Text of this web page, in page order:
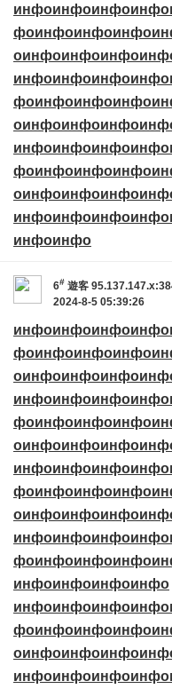
инфоинфоинфоинфо
фоинфоинфоинфо
оинфоинфоинфо
инфоинфоинфоинфо
фоинфоинфоинфо
оинфоинфоинфо
инфоинфоинфоинфо
фоинфоинфоинфо
оинфоинфоинфо
инфоинфоинфоинфо
инфоинфо
6# 遊客
2024-8-5 05:39:26
инфоинфоинфоинфо
фоинфоинфоинфо
оинфоинфоинфо
инфоинфоинфоинфо
фоинфоинфоинфо
оинфоинфоинфо
инфоинфоинфоинфо
фоинфоинфоинфо
оинфоинфоинфо
инфоинфоинфоинфо
фоинфоинфоинфо
инфоинфоинфоинфо
инфоинфоинфоинфо
фоинфоинфоинфо
оинфоинфоинфо
инфоинфоинфоинфо